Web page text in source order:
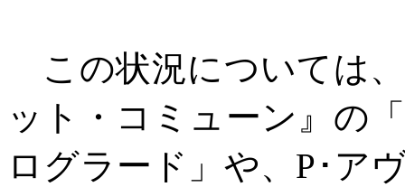
この状況については
ット・コミューン』の
ログラード」や、 P ･ア